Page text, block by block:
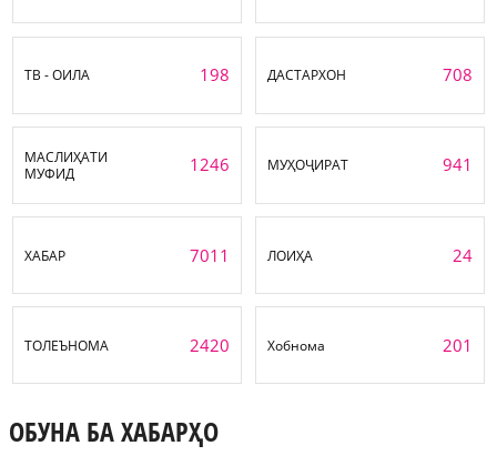
ТВ - ОИЛА 198 ДАСТАРХОН 708
МАСЛИҲАТИ
МУФИД
1246 МУҲОҶИРАТ 941
ХАБАР 7011 ЛОИҲА 24
ТОЛЕЪНОМА 2420 Хобнома 201
ОБУНА БА ХАБАРҲО